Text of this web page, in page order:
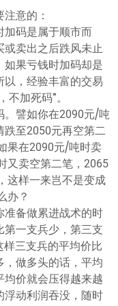
意的：
码是属于顺市而
卖出之后跌风未止
果亏钱时加码却是
，经验丰富的交易
加死码”。
。譬如你在2090元/吨
至2050元再空第二
果在2090元/吨时卖
又卖空第二笔，2065
这样一来岂不是变成
办？
备做累进战术的时
一支兵少，第三支
样三支兵的平均价比
做多头的话，平均
价就会压得越来越
动利润吞没，随时